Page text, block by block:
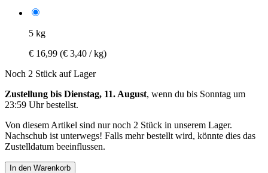
5 kg
€ 16,99 (€ 3,40 / kg)
Noch 2 Stück auf Lager
Zustellung bis Dienstag, 11. August, wenn du bis Sonntag um
23:59 Uhrbestellst.
Von diesem Artikel sind nur noch 2 Stück in unserem Lager.
Nachschub ist unterwegs! Falls mehr bestellt wird, könnte dies das
Zustelldatum beeinflussen.
In den Warenkorb